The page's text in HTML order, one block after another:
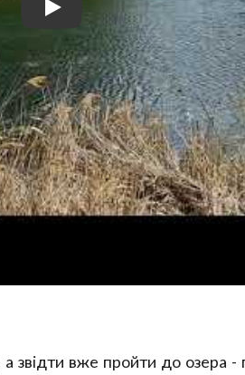
вже пройти до озера